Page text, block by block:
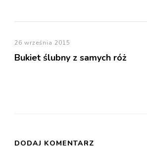
26 września 2015
Bukiet ślubny z samych róż
DODAJ KOMENTARZ